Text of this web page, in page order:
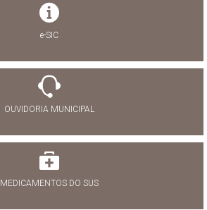
e-SIC
OUVIDORIA MUNICIPAL
MEDICAMENTOS DO SUS